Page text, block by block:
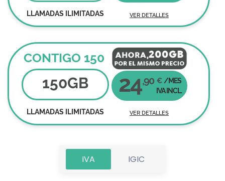
LLAMADAS ILIMITADAS VER DETALLES
CONTIGO 150
150GB
LLAMADAS ILIMITADAS
24,90 € /MES
IVA INCL.
VER DETALLES
IVA IGIC